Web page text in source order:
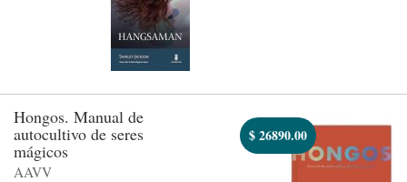
Hongos. Manual de
autocultivo de seres
mágicos
AAVV
$26890.00